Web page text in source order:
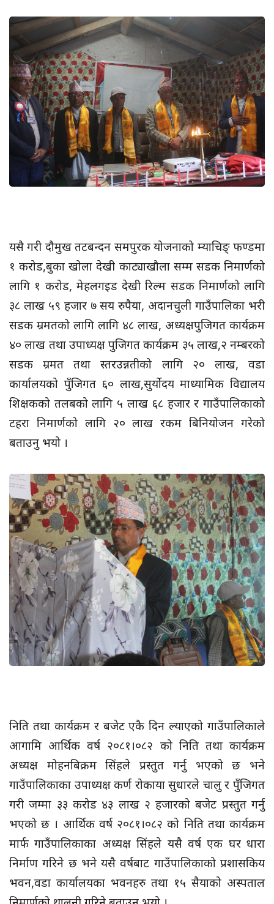
यसै गरी दौमुख तटबन्दन समपुरक योजनाको म्याचिङ् फण्डमा
१ करोड,बुका खोला देखी काट्याखौला सम्म सडक निमार्णको
लागि १ करोड, मेहलगइड देखी रिल्म सडक निमार्णको लागि
३८ लाख ५९ हजार ७ सय रुपैया, अदानचुली गाउँपालिका भरी
सडक म्रमतको लागि लागि ४८ लाख, अध्यक्षपुजिगत कार्यक्रम
४० लाख तथा उपाध्यक्ष पुजिगत कार्यक्रम ३५ लाख,२ नम्बरको
सडक म्रमत तथा स्तरउन्नतीको लागि २० लाख, वडा
कार्यालयको पुँजिगत ६० लाख,सुर्योदय माध्यामिक विद्यालय
शिक्षकको तलबको लागि ५ लाख ६८ हजार र गाउँपालिकाको
टहरा निमार्णको लागि २० लाख रकम बिनियोजन गरेको
बताउनु भयो ।
निति तथा कार्यक्रम र बजेट एकै दिन ल्याएको गाउँपालिकाले
आगामि आर्थिक वर्ष २०८१।०८२ को निति तथा कार्यक्रम
अध्यक्ष मोहनबिक्रम सिंहले प्रस्तुत गर्नु भएको छ भने
गाउँपालिकाका उपाध्यक्ष कर्ण रोकाया सुधारले चालु र पुँजिगत
गरी जम्मा ३३ करोड ४३ लाख २ हजारको बजेट प्रस्तुत गर्नु
भएको छ । आर्थिक वर्ष २०८१।०८२ को निति तथा कार्यक्रम
मार्फ गाउँपालिकाका अध्यक्ष सिंहले यसै वर्ष एक घर धारा
निर्माण गरिने छ भने यसै वर्षबाट गाउँपालिकाको प्रशासकिय
भवन,वडा कार्यालयका भवनहरु तथा १५ सैयाको अस्पताल